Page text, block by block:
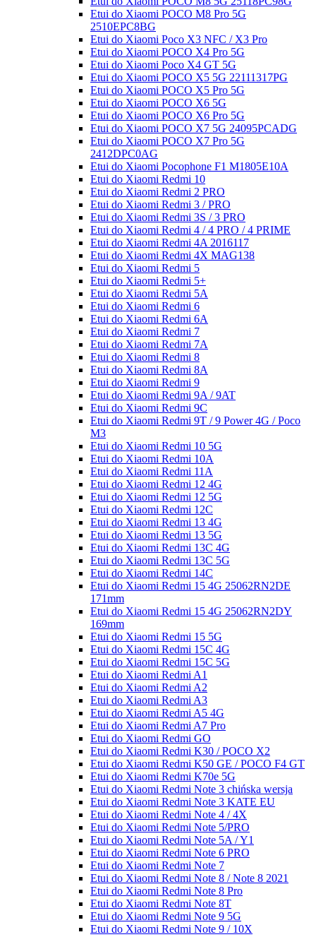
Etui do Xiaomi POCO M8 Pro 5G
2510EPC8BG
Etui do Xiaomi Poco X3 NFC / X3 Pro
Etui do Xiaomi POCO X4 Pro 5G
Etui do Xiaomi Poco X4 GT 5G
Etui do Xiaomi POCO X5 5G 22111317PG
Etui do Xiaomi POCO X5 Pro 5G
Etui do Xiaomi POCO X6 5G
Etui do Xiaomi POCO X6 Pro 5G
Etui do Xiaomi POCO X7 5G 24095PCADG
Etui do Xiaomi POCO X7 Pro 5G
2412DPC0AG
Etui do Xiaomi Pocophone F1 M1805E10A
Etui do Xiaomi Redmi 10
Etui do Xiaomi Redmi 2 PRO
Etui do Xiaomi Redmi 3 / PRO
Etui do Xiaomi Redmi 3S / 3 PRO
Etui do Xiaomi Redmi 4 / 4 PRO / 4 PRIME
Etui do Xiaomi Redmi 4A 2016117
Etui do Xiaomi Redmi 4X MAG138
Etui do Xiaomi Redmi 5
Etui do Xiaomi Redmi 5+
Etui do Xiaomi Redmi 5A
Etui do Xiaomi Redmi 6
Etui do Xiaomi Redmi 6A
Etui do Xiaomi Redmi 7
Etui do Xiaomi Redmi 7A
Etui do Xiaomi Redmi 8
Etui do Xiaomi Redmi 8A
Etui do Xiaomi Redmi 9
Etui do Xiaomi Redmi 9A / 9AT
Etui do Xiaomi Redmi 9C
Etui do Xiaomi Redmi 9T / 9 Power 4G / Poco
M3
Etui do Xiaomi Redmi 10 5G
Etui do Xiaomi Redmi 10A
Etui do Xiaomi Redmi 11A
Etui do Xiaomi Redmi 12 4G
Etui do Xiaomi Redmi 12 5G
Etui do Xiaomi Redmi 12C
Etui do Xiaomi Redmi 13 4G
Etui do Xiaomi Redmi 13 5G
Etui do Xiaomi Redmi 13C 4G
Etui do Xiaomi Redmi 13C 5G
Etui do Xiaomi Redmi 14C
Etui do Xiaomi Redmi 15 4G 25062RN2DE
171mm
Etui do Xiaomi Redmi 15 4G 25062RN2DY
169mm
Etui do Xiaomi Redmi 15 5G
Etui do Xiaomi Redmi 15C 4G
Etui do Xiaomi Redmi 15C 5G
Etui do Xiaomi Redmi A1
Etui do Xiaomi Redmi A2
Etui do Xiaomi Redmi A3
Etui do Xiaomi Redmi A5 4G
Etui do Xiaomi Redmi A7 Pro
Etui do Xiaomi Redmi GO
Etui do Xiaomi Redmi K30 / POCO X2
Etui do Xiaomi Redmi K50 GE / POCO F4 GT
Etui do Xiaomi Redmi K70e 5G
Etui do Xiaomi Redmi Note 3 chińska wersja
Etui do Xiaomi Redmi Note 3 KATE EU
Etui do Xiaomi Redmi Note 4 / 4X
Etui do Xiaomi Redmi Note 5/PRO
Etui do Xiaomi Redmi Note 5A / Y1
Etui do Xiaomi Redmi Note 6 PRO
Etui do Xiaomi Redmi Note 7
Etui do Xiaomi Redmi Note 8 / Note 8 2021
Etui do Xiaomi Redmi Note 8 Pro
Etui do Xiaomi Redmi Note 8T
Etui do Xiaomi Redmi Note 9 5G
Etui do Xiaomi Redmi Note 9 / 10X